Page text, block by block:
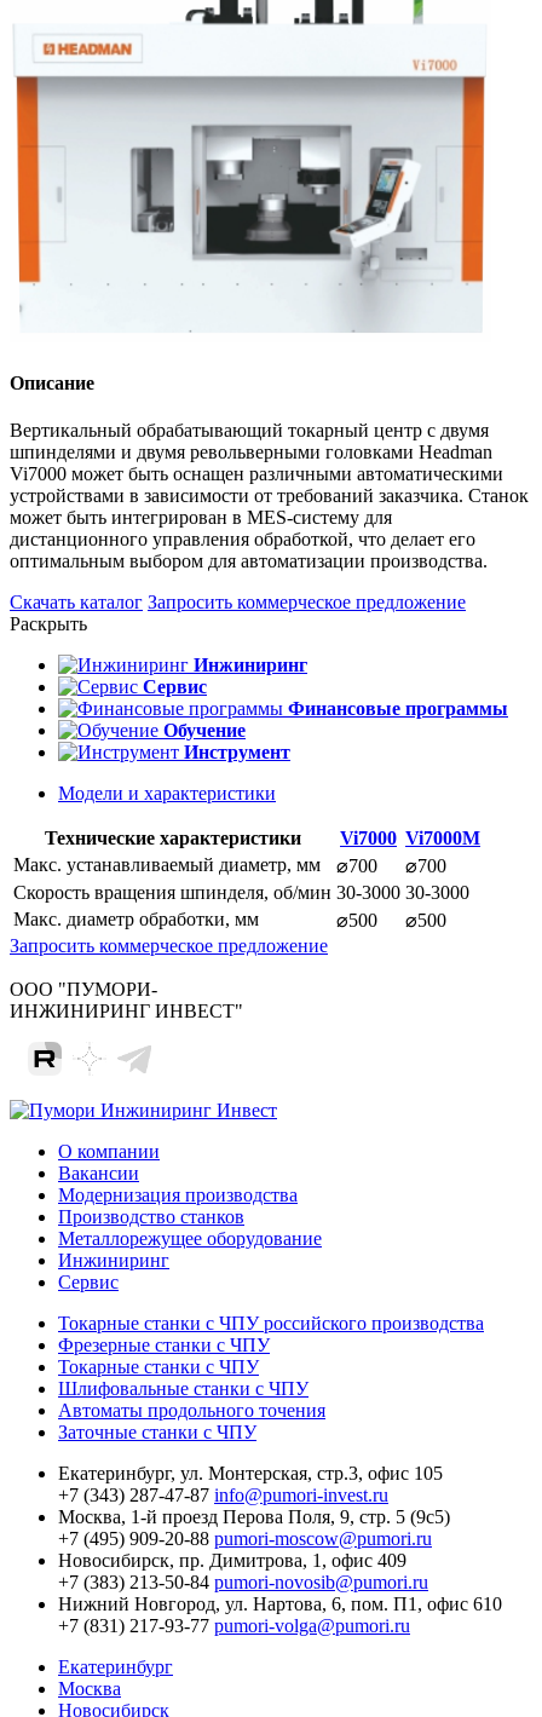
Описание
Вертикальный обрабатывающий токарный центр с двумя
шпинделями и двумя револьверными головками Headman
Vi7000 может быть оснащен различными автоматическими
устройствами в зависимости от требований заказчика. Станок
может быть интегрирован в MES-систему для
дистанционного управления обработкой, что делает его
оптимальным выбором для автоматизации производства.
Скачать каталог Запросить коммерческое предложение
Раскрыть
Инжиниринг
Сервис
Финансовые программы
Обучение
Инструмент
Модели и характеристики
Технические характеристики Vi7000 Vi7000M
Макс. устанавливаемый диаметр, мм
⌀700
⌀700
Скорость вращения шпинделя, об/мин 30-3000 30-3000
Макс. диаметр обработки, мм
⌀500
⌀500
Запросить коммерческое предложение
ООО "ПУМОРИ-
ИНЖИНИРИНГ ИНВЕСТ"
О компании
Вакансии
Модернизация производства
Производство станков
Металлорежущее оборудование
Инжиниринг
Сервис
Токарные станки с ЧПУ российского производства
Фрезерные станки с ЧПУ
Токарные станки с ЧПУ
Шлифовальные станки с ЧПУ
Автоматы продольного точения
Заточные станки с ЧПУ
Екатеринбург, ул. Монтерская, стр.3, офис 105
+7 (343) 287-47-87 info@pumori-invest.ru
Москва, 1-й проезд Перова Поля, 9, стр. 5 (9с5)
+7 (495) 909-20-88 pumori-moscow@pumori.ru
Новосибирск, пр. Димитрова, 1, офис 409
+7 (383) 213-50-84 pumori-novosib@pumori.ru
Нижний Новгород, ул. Нартова, 6, пом. П1, офис 610
+7 (831) 217-93-77 pumori-volga@pumori.ru
Екатеринбург
Москва
Новосибирск